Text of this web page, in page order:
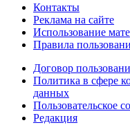
Контакты
Реклама на сайте
Использование
Правила
Договор
Политика в сфере
данных
Пользовательское
Редакция